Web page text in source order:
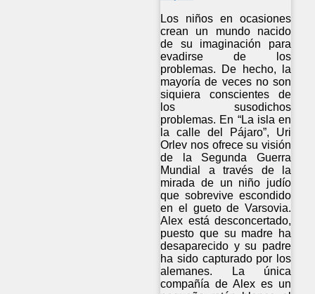
Los niños en ocasiones
crean un mundo nacido
de su imaginación para
evadirse de los
problemas. De hecho, la
mayoría de veces no son
siquiera conscientes de
los susodichos
problemas. En “La isla en
la calle del Pájaro”, Uri
Orlev nos ofrece su visión
de la Segunda Guerra
Mundial a través de la
mirada de un niño judío
que sobrevive escondido
en el gueto de Varsovia.
Alex está desconcertado,
puesto que su madre ha
desaparecido y su padre
ha sido capturado por los
alemanes. La única
compañía de Alex es un